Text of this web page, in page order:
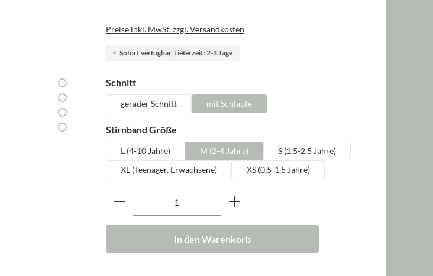
Preise inkl. MwSt. zzgl. Versandkosten
Sofort verfügbar, Lieferzeit: 2-3 Tage
Schnittauswählen
gerader Schnitt mit Schlaufe
Stirnband Größeauswählen
L (4-10 Jahre) M (2-4 Jahre)
S (1,5-2,5 Jahre)
XL (Teenager, Erwachsene)
XS (0,5-1,5 Jahre)
Produkt Anzahl: Gib den gewünschten Wert ein
In den Warenkorb